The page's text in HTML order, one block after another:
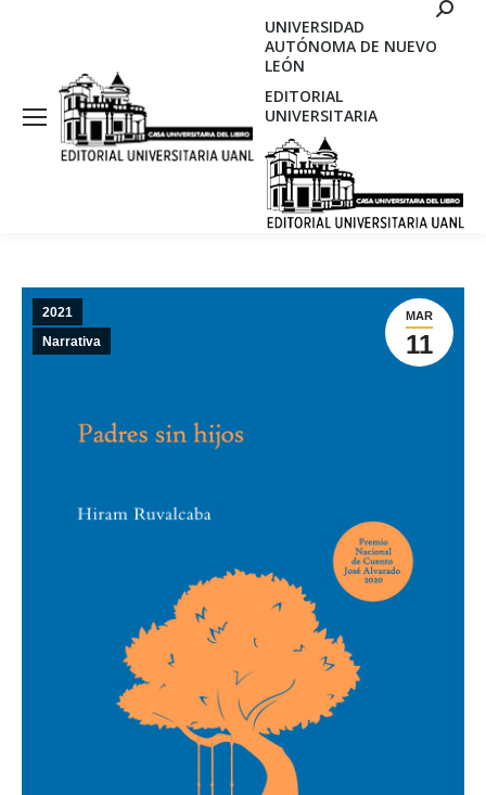
UNIVERSIDAD
AUTÓNOMA DE NUEVO
LEÓN
EDITORIAL
UNIVERSITARIA
MAR
11
2021
Narrativa